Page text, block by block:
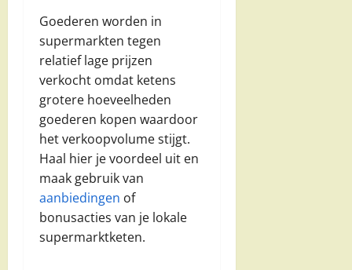
Goederen worden in
supermarkten tegen
relatief lage prijzen
verkocht omdat ketens
grotere hoeveelheden
goederen kopen waardoor
het verkoopvolume stijgt.
Haal hier je voordeel uit en
maak gebruik van
aanbiedingen of
bonusacties van je lokale
supermarktketen.